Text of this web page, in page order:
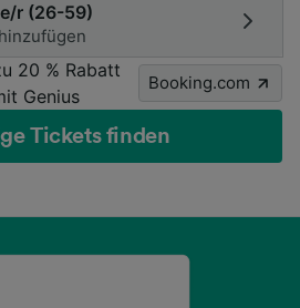
r (26-59)
20 % Rabatt
Genius
Booking.com
Tickets finden